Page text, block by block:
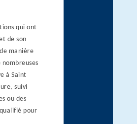
qui ont
de son
manière
à Saint
suivi
ou des
pour